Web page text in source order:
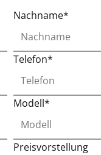
Nachname*
Telefon*
Modell*
Preisvorstellung